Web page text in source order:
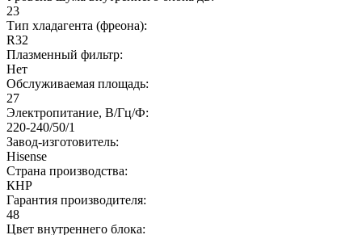
23
Тип хладагента (фреона):
R32
Плазменный фильтр:
Нет
Обслуживаемая площадь:
27
Электропитание, В/Гц/Ф:
220-240/50/1
Завод-изготовитель:
Hisense
Страна производства:
КНР
Гарантия производителя:
48
Цвет внутреннего блока: